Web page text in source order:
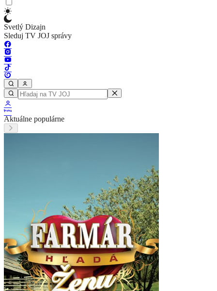
Svetlý Dizajn
Sleduj TV JOJ správy
Aktuálne populárne